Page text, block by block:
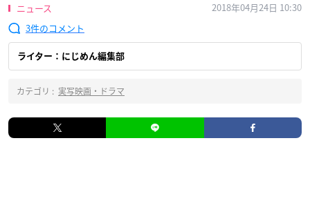
ニュース
2018年04月24日 10:30
3
ライター：にじめん編集部
カテゴリ : 実写映画・ドラマ